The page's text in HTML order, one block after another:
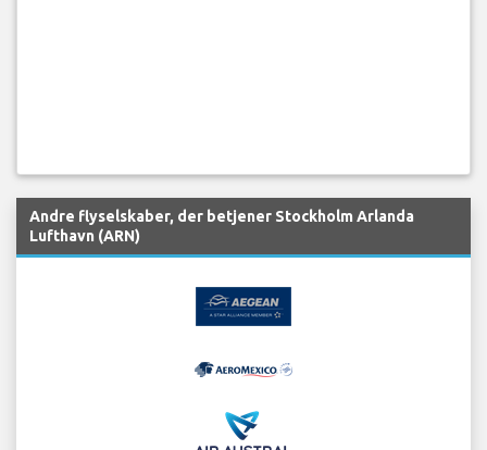
Andre flyselskaber, der betjener Stockholm Arlanda
Lufthavn (ARN)